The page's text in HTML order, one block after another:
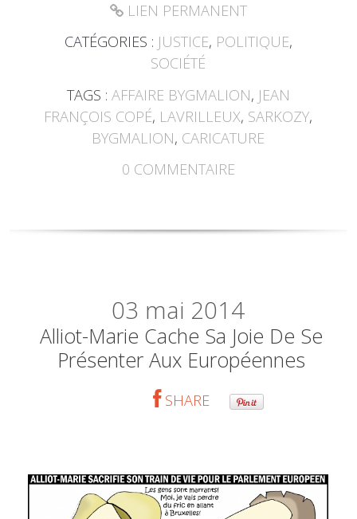
LIEN PERMANENT
CATÉGORIES : JUSTICE, POLITIQUE,
SOCIÉTÉ
TAGS : AFFAIRE BYGMALION, JEAN
FRANÇOIS COPÉ, LAVRILLEUX, SARKOZY,
BYGMALION, CARICATURE
0 COMMENTAIRE
03 mai 2014
Alliot-Marie Cache Sa Joie De Se
Présenter Aux Européennes
SHARE